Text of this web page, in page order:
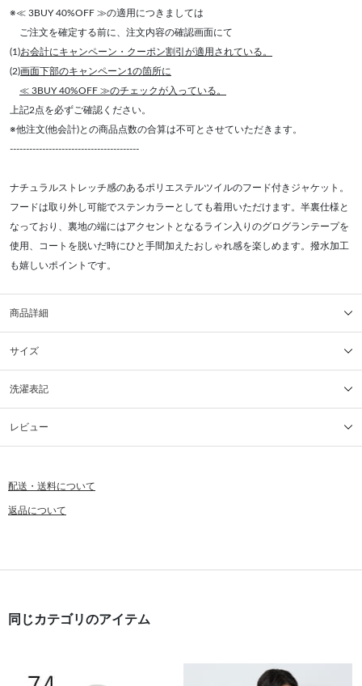
※≪ 3BUY 40%OFF ≫の適用につきましては
ご注文を確定する前に、注文内容の確認画面にて
(1)お会計にキャンペーン・クーポン割引が適用されている。
(2)画面下部のキャンペーン1の箇所に
≪ 3BUY 40%OFF ≫のチェックが入っている。
上記2点を必ずご確認ください。
※他注文(他会計)との商品点数の合算は不可とさせていただきます。
----------------------------------------
ナチュラルストレッチ感のあるポリエステルツイルのフード付きジャケット。
フードは取り外し可能でステンカラーとしても着用いただけます。半裏仕様と
なっており、裏地の端にはアクセントとなるライン入りのグログランテープを
使用、コートを脱いだ時にひと手間加えたおしゃれ感を楽しめます。撥水加工
も嬉しいポイントです。
商品詳細
サイズ
洗濯表記
レビュー
配送・送料について
返品について
同じカテゴリのアイテム